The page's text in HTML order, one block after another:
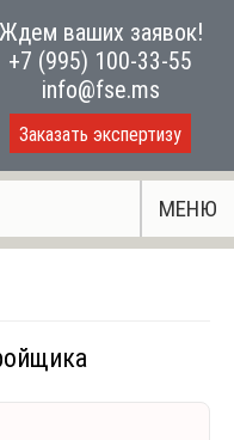
Ждем ваших заявок!
+7 (995) 100-33-55
info@fse.ms
Заказать экспертизу
МЕНЮ